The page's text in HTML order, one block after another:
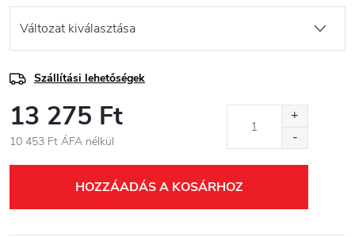
Szállítási lehetőségek
13 275 Ft
10 453 Ft ÁFA nélkül
HOZZÁADÁS A KOSÁRHOZ